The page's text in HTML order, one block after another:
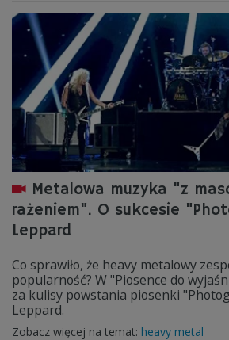
Metalowa muzyka "z
rażeniem". O sukcesie
Leppard
Co sprawiło, że heavy metalowy
popularność? W "Piosence do
za kulisy powstania piosenki
Leppard.
Zobacz więcej na temat: heavy metal